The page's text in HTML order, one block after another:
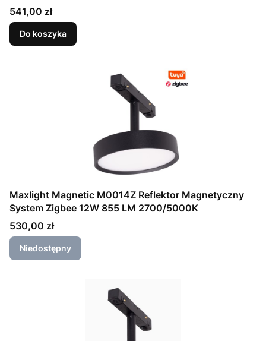
Cena
541,00 zł
Do koszyka
Maxlight Magnetic M0014Z Reflektor Magnetyczny
System Zigbee 12W 855 LM 2700/5000K
Cena
530,00 zł
Niedostępny